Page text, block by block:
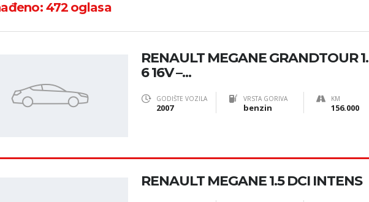
472oglasa
RENAULT MEGANE GRANDTOUR 1.
6 16V –...
GODIŠTE VOZILA
2007
VRSTA GORIVA
benzin
KM
156.000
RENAULT MEGANE 1.5 DCI INTENS